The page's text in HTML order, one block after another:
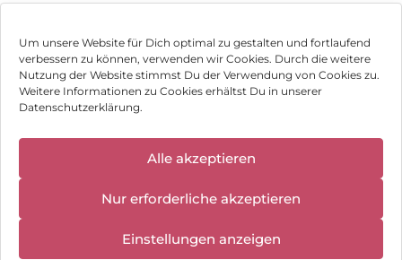
Um unsere Website für Dich optimal zu gestalten und fortlaufend
verbessern zu können, verwenden wir Cookies. Durch die weitere
Nutzung der Website stimmst Du der Verwendung von Cookies zu.
Weitere Informationen zu Cookies erhältst Du in unserer
Datenschutzerklärung.
Alle akzeptieren
Nur erforderliche akzeptieren
Einstellungen anzeigen
Impressum
Hinweis zur Batterieentsorgung
Newsletter
geschlossen:
10.08.2026 -
18.08.2026